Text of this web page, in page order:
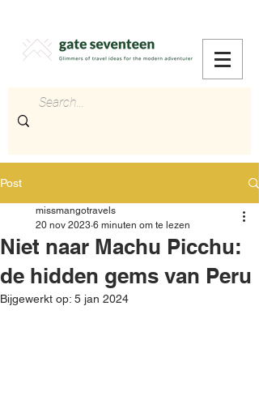
Post
Niet naar Machu Picchu:
de hidden gems van Peru
missmangotravels
20 nov 2023 6 minuten om te lezen
Bijgewerkt op: 5 jan 2024